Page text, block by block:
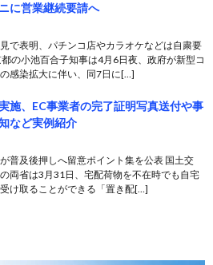
に営業継続要請へ
で表明、パチンコ店やカラオケなどは自粛要
の小池百合子知事は4月6日夜、政府が新型コ
感染拡大に伴い、同7日に[…]
施、EC事業者の完了証明写真送付や事
など実例紹介
普及後押しへ留意ポイント集を公表 国土交
両省は3月31日、宅配荷物を不在時でも自宅
け取ることができる「置き配[…]